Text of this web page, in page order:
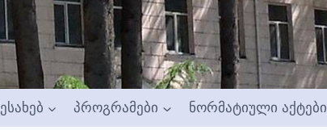
პროგრამები ნორმატიული აქტები